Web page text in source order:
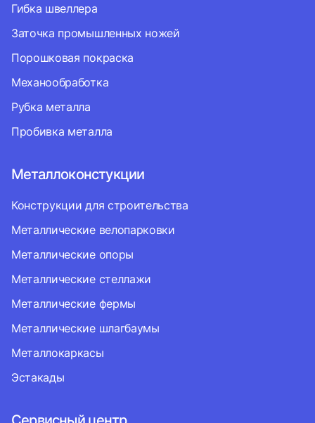
Гибка швеллера
Заточка промышленных ножей
Порошковая покраска
Механообработка
Рубка металла
Пробивка металла
Металлоконстукции
Конструкции для строительства
Металлические велопарковки
Металлические опоры
Металлические стеллажи
Металлические фермы
Металлические шлагбаумы
Металлокаркасы
Эстакады